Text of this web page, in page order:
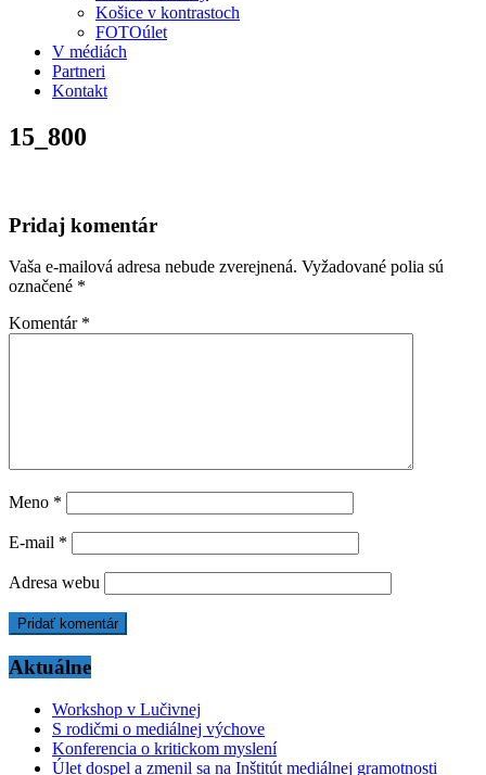
Košice v kontrastoch
FOTOúlet
V médiách
Partneri
Kontakt
15_800
Pridaj komentár
Vaša e-mailová adresa nebude zverejnená. Vyžadované polia sú
označené *
Komentár *
Meno *
E-mail *
Adresa webu
Aktuálne
Workshop v Lučivnej
S rodičmi o mediálnej výchove
Konferencia o kritickom myslení
Úlet dospel a zmenil sa na Inštitút mediálnej gramotnosti